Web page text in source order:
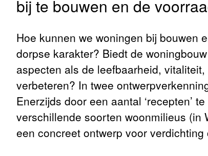
bij te bouwen en de
Hoe kunnen we woningen bij bouwen
dorpse karakter? Biedt de
aspecten als de leefbaarheid,
verbeteren? In twee
Enerzijds door een aantal ‘recepten’
verschillende soorten woonmilieus (in
een concreet ontwerp voor